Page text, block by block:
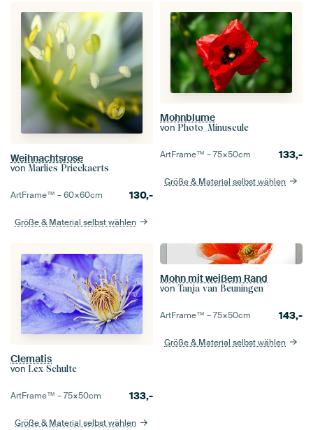
Weihnachtsrose
von Marlies Prieckaerts
ArtFrame™ –60×60cm 130,-
Größe & Material selbst wählen
Mohnblume
von Photo_Minuscule
ArtFrame™ –75×50cm 133,-
Größe & Material selbst wählen
Clematis
von Lex Schulte
ArtFrame™ –75×50cm 133,-
Größe & Material selbst wählen
Mohn mit weißem Rand
von Tanja van Beuningen
ArtFrame™ –75×50cm 143,-
Größe & Material selbst wählen